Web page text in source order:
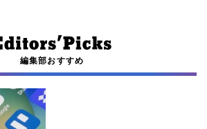
編集部おすすめ